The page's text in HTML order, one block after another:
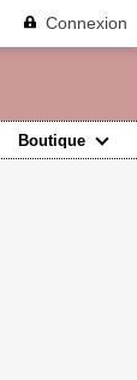
Connexion
Boutique